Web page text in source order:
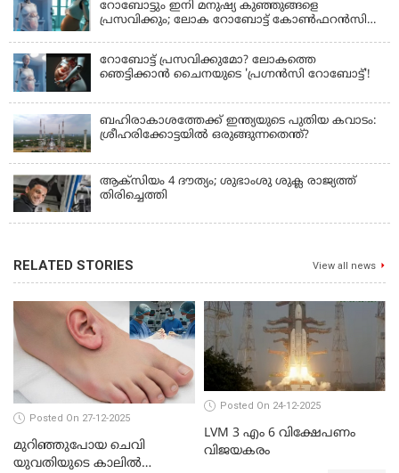
റോബോട്ടും ഇനി മനുഷ്യ കുഞ്ഞുങ്ങളെ
പ്രസവിക്കും; ലോക റോബോട്ട് കോണ്‍ഫറന്‍സില്‍
റോബോട്ട് പ്രസവിക്കുമോ? ലോകത്തെ
ഞെട്ടിക്കാൻ ചൈനയുടെ 'പ്രഗ്നൻസി റോബോട്ട്'!
ബഹിരാകാശത്തേക്ക് ഇന്ത്യയുടെ പുതിയ കവാടം:
ശ്രീഹരിക്കോട്ടയിൽ ഒരുങ്ങുന്നതെന്ത്?
ആക്‌സിയം 4 ദൗത്യം; ശുഭാംശു ശുക്ല രാജ്യത്ത്
തിരിച്ചെത്തി
RELATED STORIES View all news
Posted On 27-12-2025
മുറിഞ്ഞുപോയ ചെവി
യുവതിയുടെ കാലിൽ
Posted On 24-12-2025
LVM 3 എം 6 വിക്ഷേപണം
വിജയകരം